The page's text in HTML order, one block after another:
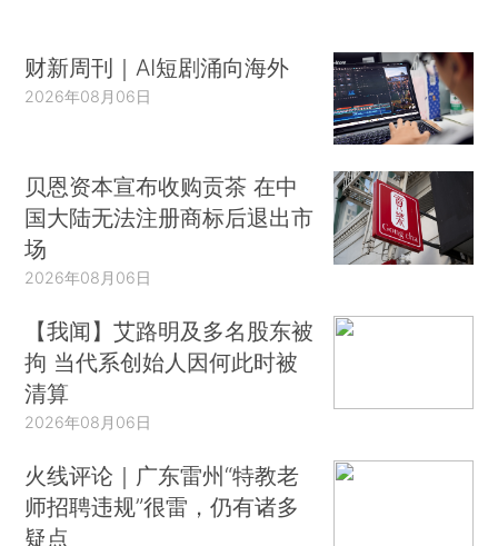
财新周刊｜AI短剧涌向海外
2026年08月06日
贝恩资本宣布收购贡茶 在中
国大陆无法注册商标后退出市
场
2026年08月06日
【我闻】艾路明及多名股东被
拘 当代系创始人因何此时被
清算
2026年08月06日
火线评论｜广东雷州“特教老
师招聘违规”很雷，仍有诸多
疑点